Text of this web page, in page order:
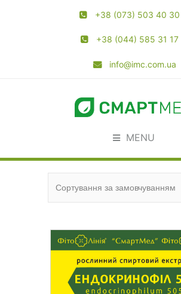
+38 (073) 503 40 30
+38 (044) 585 31 17
info@imc.com.ua
MENU